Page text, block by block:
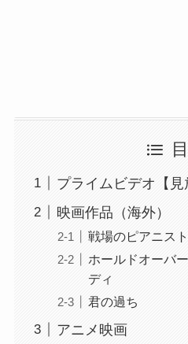
プライムビデオ【
映画作品（海外）
戦場のピアニスト
ホールドオーバ
ディ
君の過ち
アニメ映画